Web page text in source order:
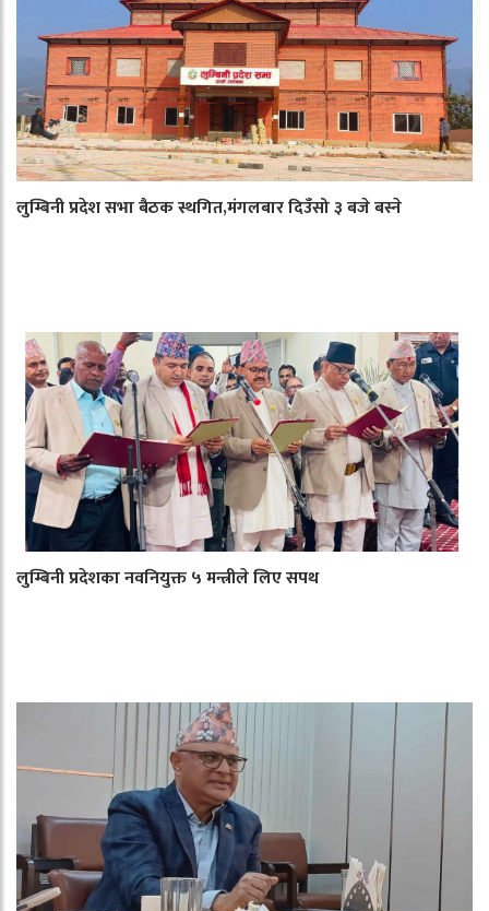
लुम्बिनी प्रदेश सभा बैठक स्थगित,मंगलबार दिउँसो ३ बजे बस्ने
लुम्बिनी प्रदेशका नवनियुक्त ५ मन्त्रीले लिए सपथ